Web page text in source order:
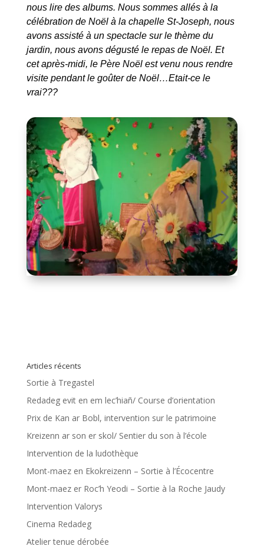
nous lire des albums. Nous sommes allés à la
célébration de Noël à la chapelle St-Joseph, nous
avons assisté à un spectacle sur le thème du
jardin, nous avons dégusté le repas de Noël. Et
cet après-midi, le Père Noël est venu nous rendre
visite pendant le goûter de Noël…Etait-ce le
vrai???
Articles récents
Sortie à Tregastel
Redadeg evit en em lec’hiañ/ Course d’orientation
Prix de Kan ar Bobl, intervention sur le patrimoine
Kreizenn ar son er skol/ Sentier du son à l’école
Intervention de la ludothèque
Mont-maez en Ekokreizenn – Sortie à l’Écocentre
Mont-maez er Roc’h Yeodi – Sortie à la Roche Jaudy
Intervention Valorys
Cinema Redadeg
Atelier tenue dérobée